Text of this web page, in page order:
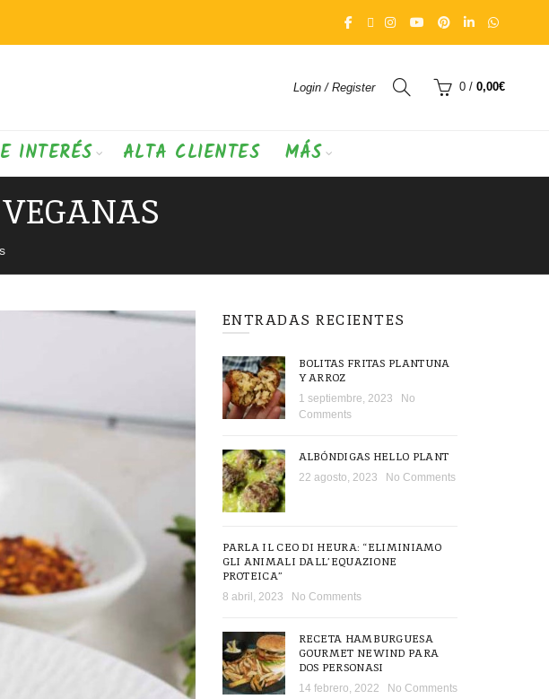
Login / Register 0 / 0,00€
INTERÉS ALTA CLIENTES MÁS
ENTRADAS RECIENTES
BOLITAS FRITAS PLANTUNA
Y ARROZ
1 septiembre, 2023
No
Comments
ALBÓNDIGAS HELLO PLANT
22 agosto, 2023 No Comments
PARLA IL CEO DI HEURA: “ELIMINIAMO
GLI ANIMALI DALL’EQUAZIONE
PROTEICA”
8 abril, 2023 No Comments
RECETA HAMBURGUESA
GOURMET NEWIND PARA
DOS PERSONASI
14 febrero, 2022 No Comments